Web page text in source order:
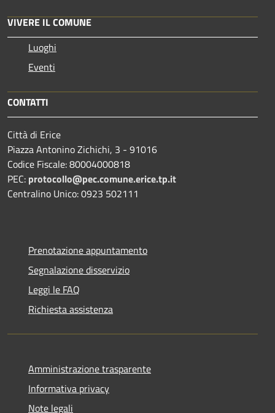
VIVERE IL COMUNE
Luoghi
Eventi
CONTATTI
Città di Erice
Piazza Antonino Zichichi, 3 - 91016
Codice Fiscale: 80004000818
PEC: protocollo@pec.comune.erice.tp.it
Centralino Unico: 0923 502111
Prenotazione appuntamento
Segnalazione disservizio
Leggi le FAQ
Richiesta assistenza
Amministrazione trasparente
Informativa privacy
Note legali